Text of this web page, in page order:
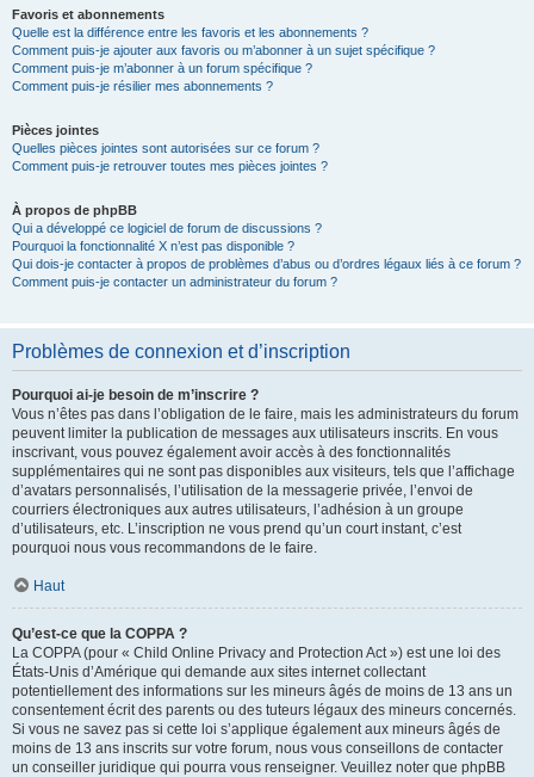
Favoris et abonnements
Quelle est la différence entre les favoris et les abonnements ?
Comment puis-je ajouter aux favoris ou m’abonner à un sujet spécifique ?
Comment puis-je m’abonner à un forum spécifique ?
Comment puis-je résilier mes abonnements ?
Pièces jointes
Quelles pièces jointes sont autorisées sur ce forum ?
Comment puis-je retrouver toutes mes pièces jointes ?
À propos de phpBB
Qui a développé ce logiciel de forum de discussions ?
Pourquoi la fonctionnalité X n’est pas disponible ?
Qui dois-je contacter à propos de problèmes d’abus ou d’ordres légaux liés à ce forum ?
Comment puis-je contacter un administrateur du forum ?
Problèmes de connexion et d’inscription
Pourquoi ai-je besoin de m’inscrire ?
Vous n’êtes pas dans l’obligation de le faire, mais les administrateurs du forum
peuvent limiter la publication de messages aux utilisateurs inscrits. En vous
inscrivant, vous pouvez également avoir accès à des fonctionnalités
supplémentaires qui ne sont pas disponibles aux visiteurs, tels que l’affichage
d’avatars personnalisés, l’utilisation de la messagerie privée, l’envoi de
courriers électroniques aux autres utilisateurs, l’adhésion à un groupe
d’utilisateurs, etc. L’inscription ne vous prend qu’un court instant, c’est
pourquoi nous vous recommandons de le faire.
Haut
Qu’est-ce que la COPPA ?
La COPPA (pour « Child Online Privacy and Protection Act ») est une loi des
États-Unis d’Amérique qui demande aux sites internet collectant
potentiellement des informations sur les mineurs âgés de moins de 13 ans un
consentement écrit des parents ou des tuteurs légaux des mineurs concernés.
Si vous ne savez pas si cette loi s’applique également aux mineurs âgés de
moins de 13 ans inscrits sur votre forum, nous vous conseillons de contacter
un conseiller juridique qui pourra vous renseigner. Veuillez noter que phpBB